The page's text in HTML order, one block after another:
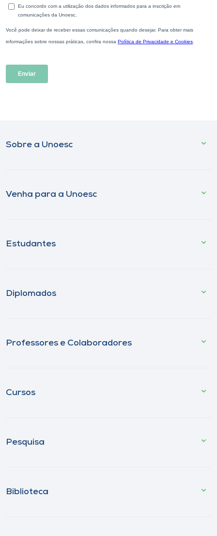
Sobre a Unoesc
Venha para a Unoesc
Estudantes
Diplomados
Professores e Colaboradores
Cursos
Pesquisa
Biblioteca